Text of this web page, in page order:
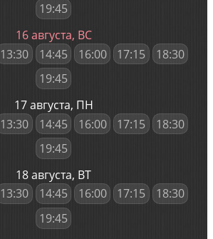
19:45
16 августа, ВС
13:30 14:45 16:00 17:15
18:30
19:45
17 августа, ПН
13:30 14:45 16:00 17:15
18:30
19:45
18 августа, ВТ
13:30 14:45 16:00 17:15
18:30
19:45